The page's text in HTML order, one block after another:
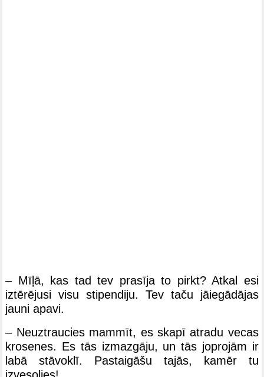
– Mīļā, kas tad tev prasīja to pirkt? Atkal esi
iztērējusi visu stipendiju. Tev taču jāiegādājas
jauni apavi.
– Neuztraucies mammīt, es skapī atradu vecas
krosenes. Es tās izmazgāju, un tās joprojām ir
labā stāvoklī. Pastaigāšu tajās, kamēr tu